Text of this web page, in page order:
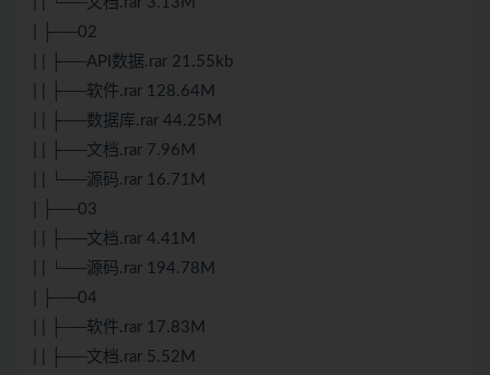
| ├──02
| | ├──API数据.rar 21.55kb
| | ├──软件.rar 128.64M
| | ├──数据库.rar 44.25M
| | ├──文档.rar 7.96M
| | └──源码.rar 16.71M
| ├──03
| | ├──文档.rar 4.41M
| | └──源码.rar 194.78M
| ├──04
| | ├──软件.rar 17.83M
| | ├──文档.rar 5.52M